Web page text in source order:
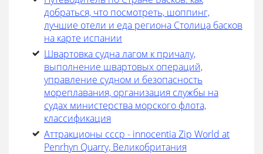
добраться, что посмотреть, шоппинг,
лучшие отели и еда региона Столица басков
на карте испании
Швартовка судна лагом к причалу,
выполнение швартовых операций,
управление судном и безопасность
мореплавания, организация службы на
судах министерства морского флота,
классификация
Аттракционы ссср - innocentia Zip World at
Penrhyn Quarry, Великобритания